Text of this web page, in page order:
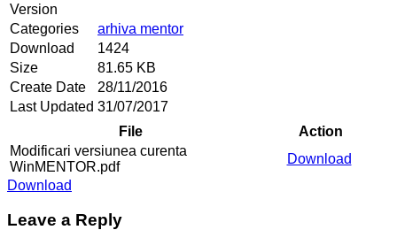
Version
Categories
arhiva mentor
Download
1424
Size
81.65 KB
Create Date
28/11/2016
Last Updated 31/07/2017
File
Action
Modificari versiunea curenta
WinMENTOR.pdf
Download
Download
Leave a Reply